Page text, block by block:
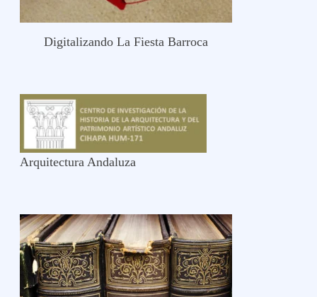
Digitalizando La Fiesta Barroca
Arquitectura Andaluza